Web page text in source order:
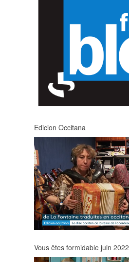
Edicion Occitana
Vous êtes formidable juin 2022